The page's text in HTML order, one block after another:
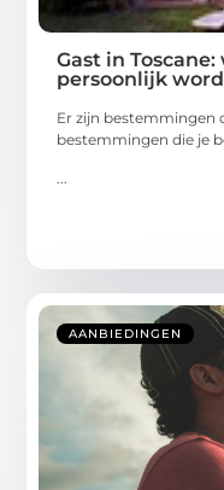
Gast in
persoonlijk
Er zijn bestemmingen
bestemmingen die je
...
AANBIEDINGEN